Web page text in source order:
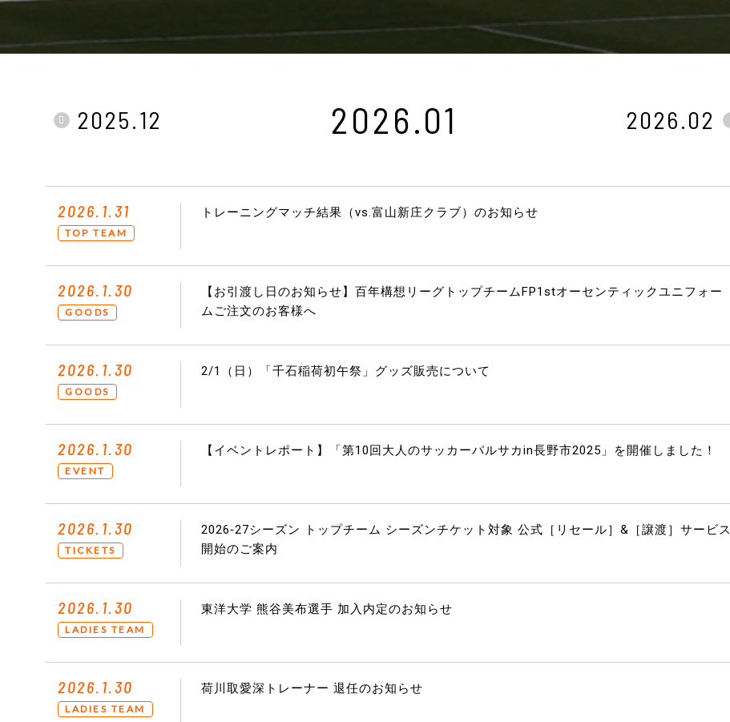
2025.12 2026.01 2026.02
2026.1.31
TOP TEAM
トレーニングマッチ結果（vs.富山新庄クラブ）のお知らせ
2026.1.30
GOODS
【お引渡し日のお知らせ】百年構想リーグトップチームFP1stオーセンティックユニフォー
ムご注文のお客様へ
2026.1.30
GOODS
2/1（日）「千石稲荷初午祭」グッズ販売について
2026.1.30
EVENT
【イベントレポート】「第10回大人のサッカーパルサカin長野市2025」を開催しました！
2026.1.30
TICKETS
2026‐27シーズン トップチーム シーズンチケット対象 公式［リセール］&［譲渡］サービス
開始のご案内
2026.1.30
LADIES TEAM
東洋大学 熊谷美布選手 加入内定のお知らせ
2026.1.30
LADIES TEAM
荷川取愛深トレーナー 退任のお知らせ